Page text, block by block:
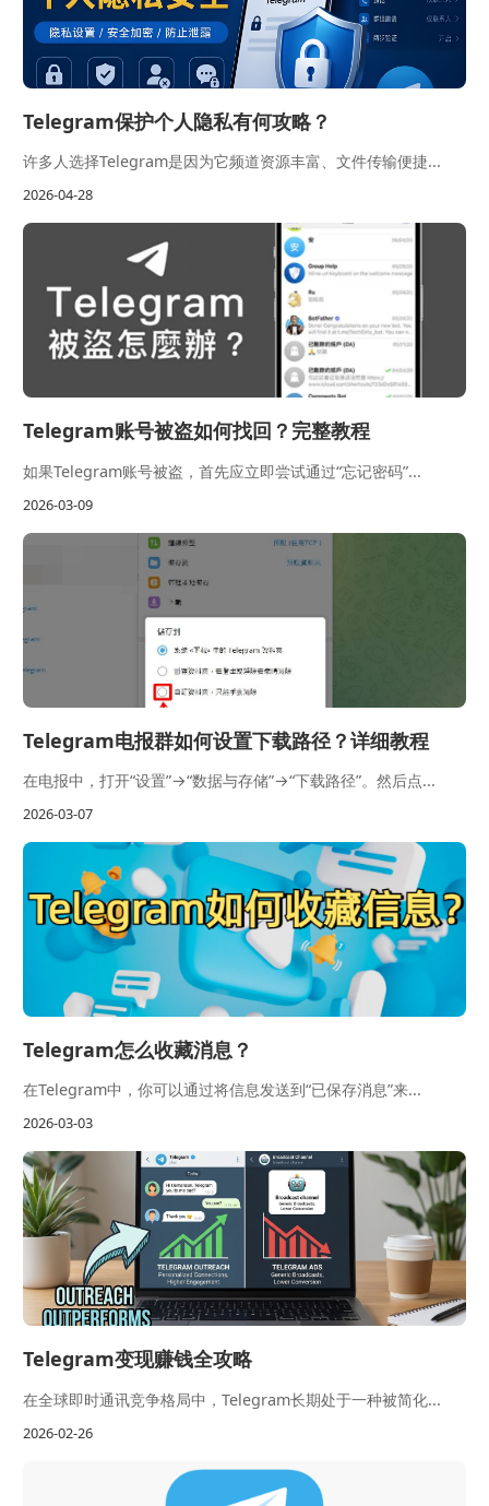
Telegram保护个人隐私有何攻略？
许多人选择Telegram是因为它频道资源丰富、文件传输便捷...
2026-04-28
Telegram账号被盗如何找回？完整教程
如果Telegram账号被盗，首先应立即尝试通过“忘记密码”...
2026-03-09
Telegram电报群如何设置下载路径？详细教程
在电报中，打开“设置”→“数据与存储”→“下载路径”。然后点...
2026-03-07
Telegram怎么收藏消息？
在Telegram中，你可以通过将信息发送到“已保存消息”来...
2026-03-03
Telegram变现赚钱全攻略
在全球即时通讯竞争格局中，Telegram长期处于一种被简化...
2026-02-26